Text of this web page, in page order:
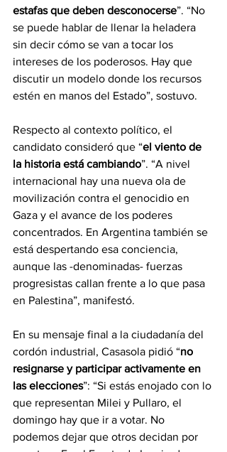
estafas que deben desconocerse”. “No
se puede hablar de llenar la heladera
sin decir cómo se van a tocar los
intereses de los poderosos. Hay que
discutir un modelo donde los recursos
estén en manos del Estado”, sostuvo.
Respecto al contexto político, el
candidato consideró que “el viento de
la historia está cambiando”. “A nivel
internacional hay una nueva ola de
movilización contra el genocidio en
Gaza y el avance de los poderes
concentrados. En Argentina también se
está despertando esa conciencia,
aunque las -denominadas- fuerzas
progresistas callan frente a lo que pasa
en Palestina”, manifestó.
En su mensaje final a la ciudadanía del
cordón industrial, Casasola pidió “no
resignarse y participar activamente en
las elecciones”: “Si estás enojado con lo
que representan Milei y Pullaro, el
domingo hay que ir a votar. No
podemos dejar que otros decidan por